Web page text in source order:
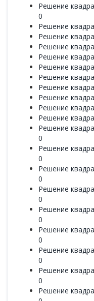
Решение
0
Решение
Решение
Решение
Решение
Решение
Решение
Решение
Решение
Решение
Решение
Решение
0
Решение
0
Решение
0
Решение
0
Решение
0
Решение
0
Решение
0
Решение
0
Решение